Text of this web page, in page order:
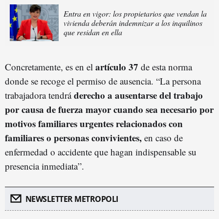
Entra en vigor: los propietarios que vendan la
vivienda deberán indemnizar a los inquilinos
que residan en ella
Concretamente, es en el artículo 37 de esta norma
donde se recoge el permiso de ausencia. “La persona
trabajadora tendráderecho a ausentarse del trabajo
por causa de fuerza mayor cuando sea necesario por
motivos familiares urgentes relacionados con
familiares o personas convivientes, en caso de
enfermedad o accidente que hagan indispensable su
presencia inmediata”.
NEWSLETTER METROPOLI